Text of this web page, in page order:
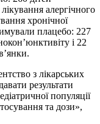
алергічного
хронічної
плацебо: 227
і 22
з лікарських
результати
популяції
та дози»,